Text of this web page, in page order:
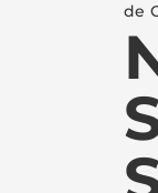
de